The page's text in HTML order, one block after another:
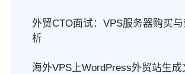
外贸CTO面试：VPS服务器购买
析
海外VPS上WordPress外贸站生成